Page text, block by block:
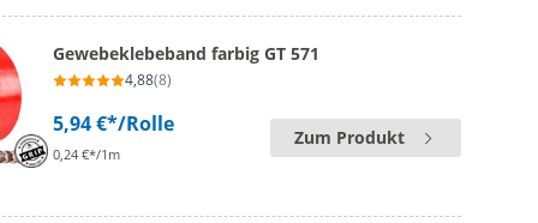
Gewebeklebeband farbig GT 571
4,88(8)
5,94 €*/Rolle
0,24 €*/1m
Zum Produkt